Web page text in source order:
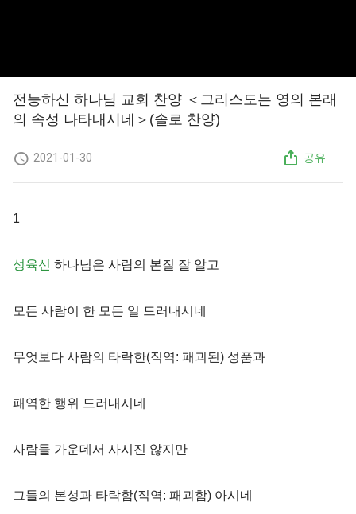
전능하신 하나님 교회 찬양 ＜그리스도는 영의 본래
의 속성 나타내시네＞(솔로 찬양)
2021-01-30 공유
1
성육신 하나님은 사람의 본질 잘 알고
모든 사람이 한 모든 일 드러내시네
무엇보다 사람의 타락한(직역: 패괴된) 성품과
패역한 행위 드러내시네
사람들 가운데서 사시진 않지만
그들의 본성과 타락함(직역: 패괴함) 아시네